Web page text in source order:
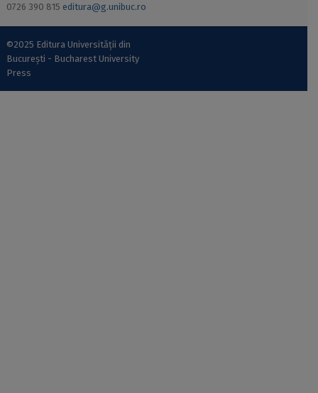
0726 390 815 editura@g.unibuc.ro
©2025 Editura Universității din
București - Bucharest University
Press